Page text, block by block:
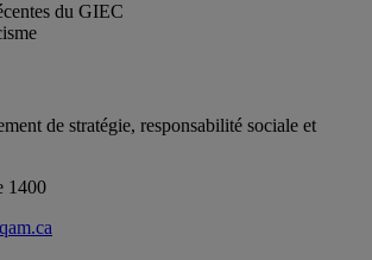
du GIEC
de stratégie, responsabilité sociale et
1400